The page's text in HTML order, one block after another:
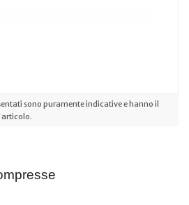
sono puramente indicative e hanno il